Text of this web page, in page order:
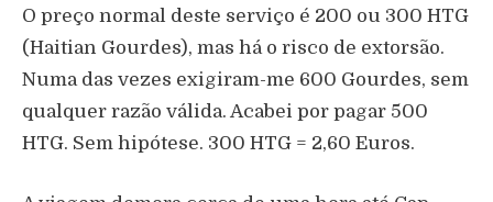
O preço normal deste serviço é 200 ou 300 HTG
(Haitian Gourdes), mas há o risco de extorsão.
Numa das vezes exigiram-me 600 Gourdes, sem
qualquer razão válida. Acabei por pagar 500
HTG. Sem hipótese. 300 HTG = 2,60 Euros.